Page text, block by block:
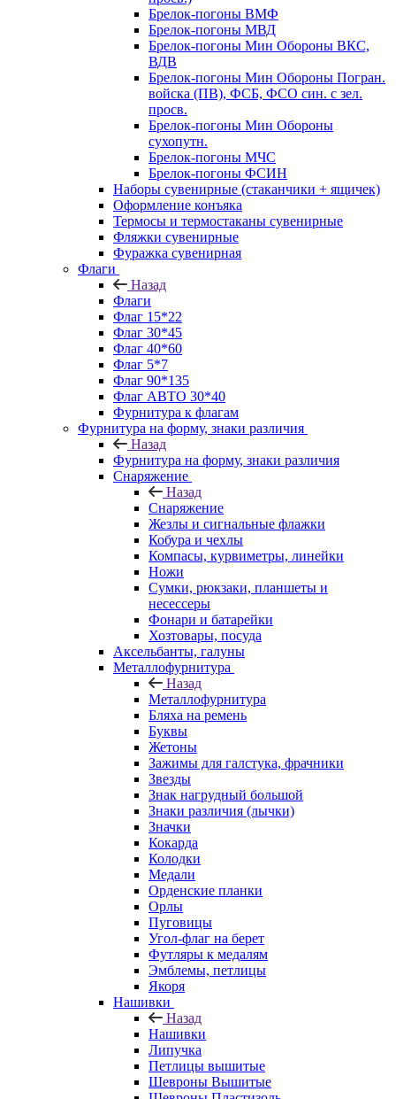
Брелок-погоны ВМФ
Брелок-погоны МВД
Брелок-погоны Мин Обороны ВКС,
ВДВ
Брелок-погоны Мин Обороны Погран.
войска (ПВ), ФСБ, ФСО син. с зел.
просв.
Брелок-погоны Мин Обороны
сухопутн.
Брелок-погоны МЧС
Брелок-погоны ФСИН
Наборы сувенирные (стаканчики + ящичек)
Оформление конъяка
Термосы и термостаканы сувенирные
Фляжки сувенирные
Фуражка сувенирная
Флаги
Назад
Флаги
Флаг 15*22
Флаг 30*45
Флаг 40*60
Флаг 5*7
Флаг 90*135
Флаг АВТО 30*40
Фурнитура к флагам
Фурнитура на форму, знаки различия
Назад
Фурнитура на форму, знаки различия
Снаряжение
Назад
Снаряжение
Жезлы и сигнальные флажки
Кобура и чехлы
Компасы, курвиметры, линейки
Ножи
Сумки, рюкзаки, планшеты и
несессеры
Фонари и батарейки
Хозтовары, посуда
Аксельбанты, галуны
Металлофурнитура
Назад
Металлофурнитура
Бляха на ремень
Буквы
Жетоны
Зажимы для галстука, фрачники
Звезды
Знак нагрудный большой
Знаки различия (лычки)
Значки
Кокарда
Колодки
Медали
Орденские планки
Орлы
Пуговицы
Угол-флаг на берет
Футляры к медалям
Эмблемы, петлицы
Якоря
Нашивки
Назад
Нашивки
Липучка
Петлицы вышитые
Шевроны Вышитые